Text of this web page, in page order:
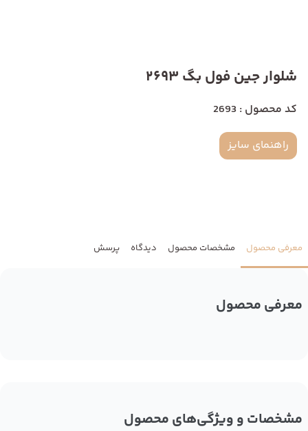
شلوار جین فول بگ 2693
کد محصول : 2693
راهنمای سایز
معرفی محصول مشخصات محصول دیدگاه پرسش
معرفی محصول
مشخصات و ویژگی‌های محصول